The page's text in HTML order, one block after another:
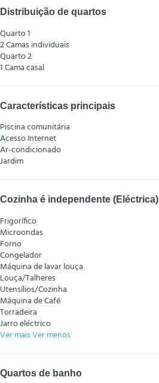
Distribuição de quartos
Quarto 1
2 Camas individuais
Quarto 2
1 Cama casal
Características principais
Piscina comunitária
Acesso Internet
Ar-condicionado
Jardim
Cozinha é independente (Eléctrica)
Frigorífico
Microondas
Forno
Congelador
Máquina de lavar louça
Louça/Talheres
Utensílios/Cozinha
Máquina de Café
Torradeira
Jarro eléctrico
Ver maisVer menos
Quartos de banho